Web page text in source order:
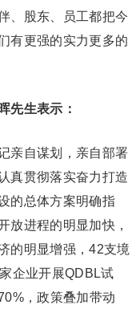
、股东、员工都把今
有更强的实力更多的
生表示：
亲自谋划，亲自部署
真贯彻落实奋力打造
的总体方案明确指
放进程的明显加快，
的明显增强，42支境
企业开展QDBL试
，政策叠加带动